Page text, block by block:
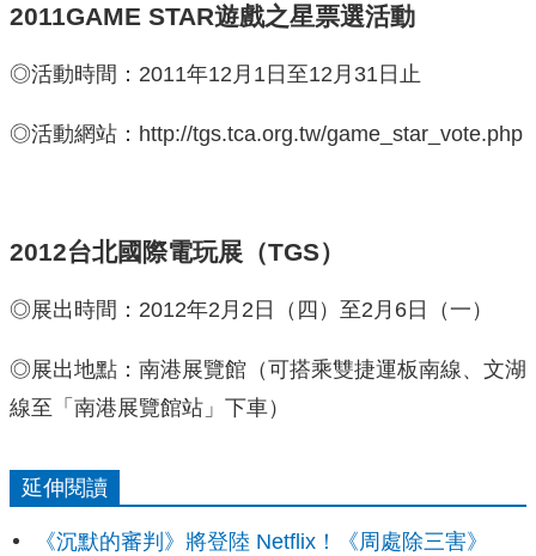
2011GAME STAR遊戲之星票選活動
◎活動時間：2011年12月1日至12月31日止
◎活動網站：http://tgs.tca.org.tw/game_star_vote.php
2012台北國際電玩展（TGS）
◎展出時間：2012年2月2日（四）至2月6日（一）
◎展出地點：南港展覽館（可搭乘雙捷運板南線、文湖
線至「南港展覽館站」下車）
延伸閱讀
《沉默的審判》將登陸 Netflix！《周處除三害》